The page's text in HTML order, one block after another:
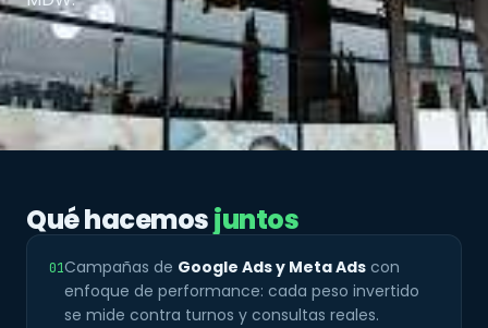
Qué hacemosjuntos
01Campañas de Google Ads y Meta Ads con
enfoque de performance: cada peso invertido
se mide contra turnos y consultas reales.